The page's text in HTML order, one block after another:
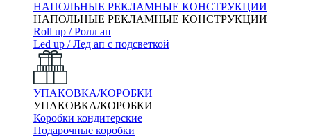
НАПОЛЬНЫЕ РЕКЛАМНЫЕ КОНСТРУКЦИИ
НАПОЛЬНЫЕ РЕКЛАМНЫЕ КОНСТРУКЦИИ
Roll up / Ролл ап
Led up / Лед ап с подсветкой
УПАКОВКА/КОРОБКИ
УПАКОВКА/КОРОБКИ
Коробки кондитерские
Подарочные коробки